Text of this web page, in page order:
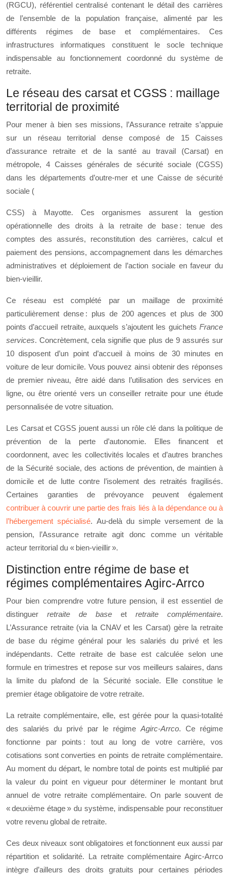
(RGCU), référentiel centralisé contenant le détail des carrières
de l’ensemble de la population française, alimenté par les
différents régimes de base et complémentaires. Ces
infrastructures informatiques constituent le socle technique
indispensable au fonctionnement coordonné du système de
retraite.
Le réseau des carsat et CGSS : maillage
territorial de proximité
Pour mener à bien ses missions, l’Assurance retraite s’appuie
sur un réseau territorial dense composé de 15 Caisses
d’assurance retraite et de la santé au travail (Carsat) en
métropole, 4 Caisses générales de sécurité sociale (CGSS)
dans les départements d’outre-mer et une Caisse de sécurité
sociale (
CSS) à Mayotte. Ces organismes assurent la gestion
opérationnelle des droits à la retraite de base : tenue des
comptes des assurés, reconstitution des carrières, calcul et
paiement des pensions, accompagnement dans les démarches
administratives et déploiement de l’action sociale en faveur du
bien-vieillir.
Ce réseau est complété par un maillage de proximité
particulièrement dense : plus de 200 agences et plus de 300
points d’accueil retraite, auxquels s’ajoutent les guichets France
services. Concrètement, cela signifie que plus de 9 assurés sur
10 disposent d’un point d’accueil à moins de 30 minutes en
voiture de leur domicile. Vous pouvez ainsi obtenir des réponses
de premier niveau, être aidé dans l’utilisation des services en
ligne, ou être orienté vers un conseiller retraite pour une étude
personnalisée de votre situation.
Les Carsat et CGSS jouent aussi un rôle clé dans la politique de
prévention de la perte d’autonomie. Elles financent et
coordonnent, avec les collectivités locales et d’autres branches
de la Sécurité sociale, des actions de prévention, de maintien à
domicile et de lutte contre l’isolement des retraités fragilisés.
Certaines garanties de prévoyance peuvent également
contribuer à couvrir une partie des frais liés à la dépendance ou à
l’hébergement spécialisé. Au-delà du simple versement de la
pension, l’Assurance retraite agit donc comme un véritable
acteur territorial du « bien-vieillir ».
Distinction entre régime de base et
régimes complémentaires Agirc-Arrco
Pour bien comprendre votre future pension, il est essentiel de
distinguer retraite de base et retraite complémentaire.
L’Assurance retraite (via la CNAV et les Carsat) gère la retraite
de base du régime général pour les salariés du privé et les
indépendants. Cette retraite de base est calculée selon une
formule en trimestres et repose sur vos meilleurs salaires, dans
la limite du plafond de la Sécurité sociale. Elle constitue le
premier étage obligatoire de votre retraite.
La retraite complémentaire, elle, est gérée pour la quasi-totalité
des salariés du privé par le régime Agirc-Arrco. Ce régime
fonctionne par points : tout au long de votre carrière, vos
cotisations sont converties en points de retraite complémentaire.
Au moment du départ, le nombre total de points est multiplié par
la valeur du point en vigueur pour déterminer le montant brut
annuel de votre retraite complémentaire. On parle souvent de
« deuxième étage » du système, indispensable pour reconstituer
votre revenu global de retraite.
Ces deux niveaux sont obligatoires et fonctionnent eux aussi par
répartition et solidarité. La retraite complémentaire Agirc-Arrco
intègre d’ailleurs des droits gratuits pour certaines périodes